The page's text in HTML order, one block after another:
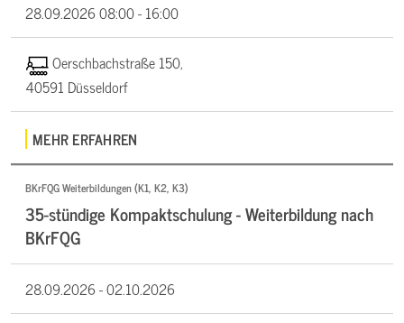
28.09.202608:00 - 16:00
Oerschbachstraße 150,
40591 Düsseldorf
MEHR ERFAHREN
BKrFQG Weiterbildungen (K1, K2, K3)
35-stündige Kompaktschulung - Weiterbildung nach
BKrFQG
28.09.2026 -02.10.2026